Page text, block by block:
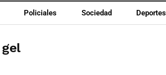
Policiales Sociedad Deportes